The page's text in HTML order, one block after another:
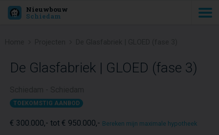
Nieuwbouw
Schiedam
De Glasfabriek | GLOED (fase 3)
TOEKOMSTIG AANBOD
€ 300.000,- tot € 950.000,- Bereken mijn maximale hypotheek